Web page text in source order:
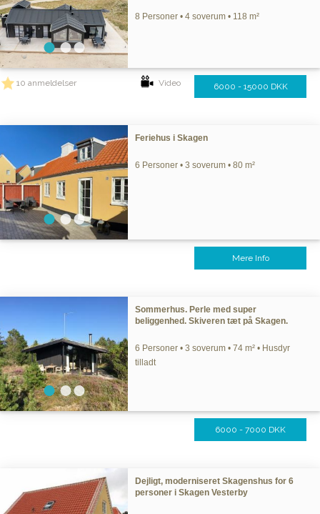
8 Personer • 4 soverum • 118 m²
10 anmeldelser Video 6000 - 15000 DKK
Feriehus i Skagen
6 Personer • 3 soverum • 80 m²
Mere Info
Sommerhus. Perle med super
beliggenhed. Skiveren tæt på Skagen.
6 Personer • 3 soverum • 74 m² • Husdyr
tilladt
6000 - 7000 DKK
Dejligt, moderniseret Skagenshus for 6
personer i Skagen Vesterby